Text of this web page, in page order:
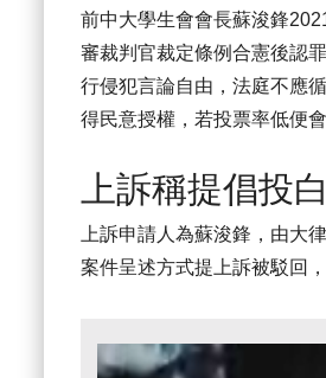
前中大學生會會長蘇浚鋒
審裁判官裁定條例合憲後認
行侵犯言論自由，法庭不應
得民意授權，若投票率低便
上訴稱提倡投
上訴申請人為蘇浚鋒，由大
案件呈述方式提上訴被駁回